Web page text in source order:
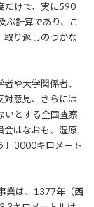
だけで、実に590
ぶ計算であり、こ
取り返しのつかな
や大学関係者、
対意見、さらには
いとする全国査察
会はなおも、湿原
〕3000キロメート
業は、1377年（西